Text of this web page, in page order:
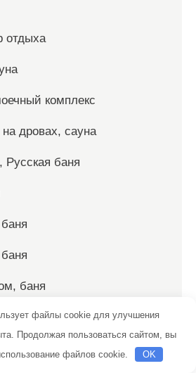
отдыха
комплекс
дровах, сауна
Русская баня
баня
файлы cookie для улучшения
Продолжая пользоваться сайтом, вы
файлов cookie.
OK